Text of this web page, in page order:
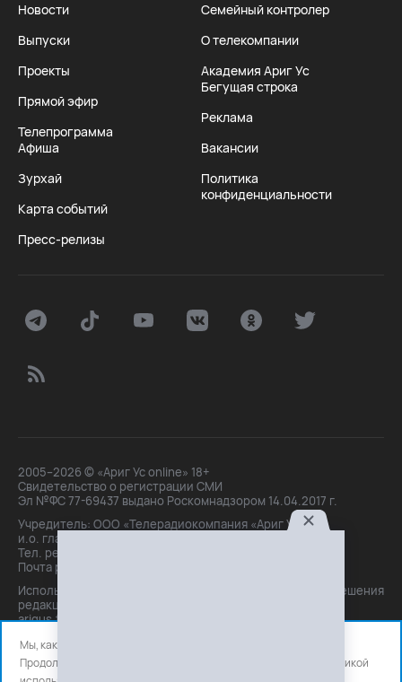
Новости
Выпуски
Проекты
Прямой эфир
Телепрограмма
Афиша
Зурхай
Карта событий
Пресс-релизы
Семейный контролер
О телекомпании
Академия Ариг Ус
Бегущая строка
Реклама
Вакансии
Политика
конфиденциальности
2005–2026 © «Ариг Ус online» 18+
Свидетельство о регистрации СМИ
Эл №ФС 77-69437 выдано Роскомнадзором 14.04.2017 г.
Учредитель: ООО «Телерадиокомпания «Ариг Ус»,
и.о. главного редактора: Маханова О.Б.
Тел. peдakции: +7(3012)21-30-14,
Почта peдakции: editor@arigus.tv
Использование материалов только с письменного разрешения
редакции. При цитировании прямая активная ссылка на
arigus.tv обязательна.
Мы, как и все используем файлы cookie и сервисы аналитики.
Продолжая использовать сайт, вы соглашаетесь с нашей
политикой